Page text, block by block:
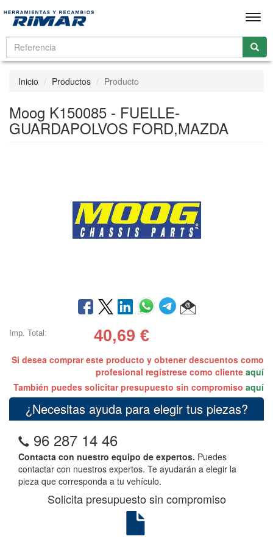
Inicio Productos Producto
Moog K150085 - FUELLE-
GUARDAPOLVOS FORD,MAZDA
Imp. Total: 40,69 €
Si desea comprar este producto y obtener descuentos como
profesional regístrese como cliente aquí
También puedes solicitar presupuesto sin compromiso aquí
¿Necesitas ayuda para elegir tus piezas?
96 287 14 46
Contacta con nuestro equipo de expertos. Puedes
contactar con nuestros expertos. Te ayudarán a elegir la
pieza que corresponda a tu vehículo.
Solicita presupuesto sin compromiso